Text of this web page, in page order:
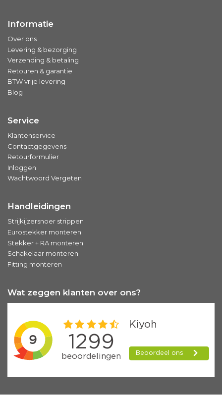
Informatie
Over ons
Levering & bezorging
Verzending & betaling
Retouren & garantie
BTW vrije levering
Blog
Service
Klantenservice
Contactgegevens
Retourformulier
Inloggen
Wachtwoord Vergeten
Handleidingen
Strijkijzersnoer strippen
Eurostekker monteren
Stekker + RA monteren
Schakelaar monteren
Fitting monteren
Wat zeggen klanten over ons?